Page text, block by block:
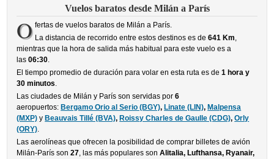
Vuelos baratos desde Milán a París
O fertas de vuelos baratos de Milán a París.
La distancia de recorrido entre estos destinos es de 641 Km,
mientras que la hora de salida más habitual para este vuelo es a
las06:30.
El tiempo promedio de duración para volar en esta ruta es de1 hora y
30 minutos.
Las ciudades de Milán y París son servidas por6
aeropuertos: Bergamo Orio al Serio (BGY), Linate (LIN), Malpensa
(MXP) y Beauvais Tillé (BVA), Roissy Charles de Gaulle (CDG),Orly
(ORY).
Las aerolíneas que ofrecen la posibilidad de comprar billetes de avión
Milán-París son27, las más populares sonAlitalia, Lufthansa, Ryanair,